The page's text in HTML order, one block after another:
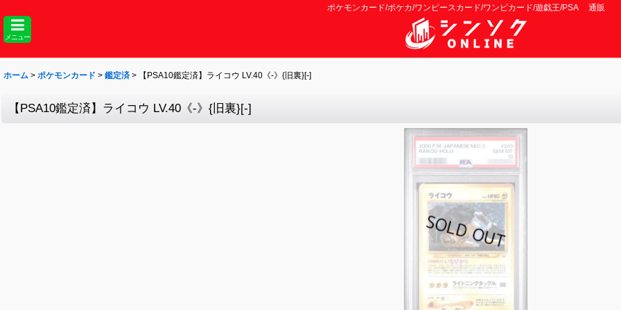
ポケモンカード/ポケカ/ワンピースカード/ワンピカード/遊戯王/PSA 通販
メニュー
ホーム > ポケモンカード > 鑑定済 > 【PSA10鑑定済】ライコウ LV.40《-》{旧裏}[-]
【PSA10鑑定済】ライコウ LV.40《-》{旧裏}[-]